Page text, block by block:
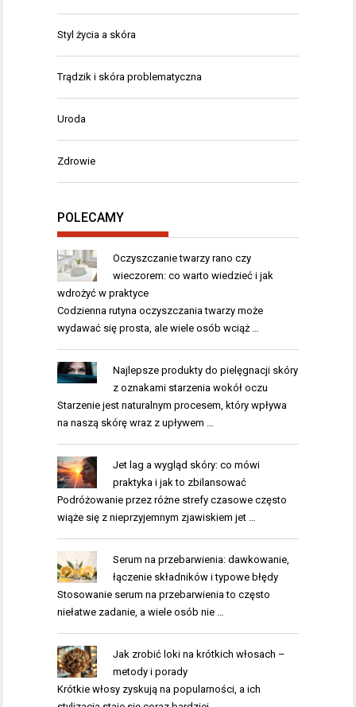
Styl życia a skóra
Trądzik i skóra problematyczna
Uroda
Zdrowie
POLECAMY
Oczyszczanie twarzy rano czy
wieczorem: co warto wiedzieć i jak
wdrożyć w praktyce
Codzienna rutyna oczyszczania twarzy może
wydawać się prosta, ale wiele osób wciąż …
Najlepsze produkty do pielęgnacji skóry
z oznakami starzenia wokół oczu
Starzenie jest naturalnym procesem, który wpływa
na naszą skórę wraz z upływem …
Jet lag a wygląd skóry: co mówi
praktyka i jak to zbilansować
Podróżowanie przez różne strefy czasowe często
wiąże się z nieprzyjemnym zjawiskiem jet …
Serum na przebarwienia: dawkowanie,
łączenie składników i typowe błędy
Stosowanie serum na przebarwienia to często
niełatwe zadanie, a wiele osób nie …
Jak zrobić loki na krótkich włosach –
metody i porady
Krótkie włosy zyskują na popularności, a ich